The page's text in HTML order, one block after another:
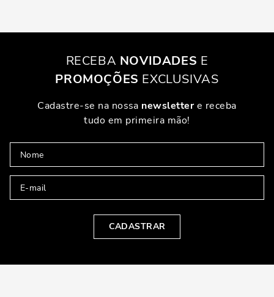
RECEBA NOVIDADES E
PROMOÇÕES EXCLUSIVAS
Cadastre-se na nossa newslettere receba
tudo em primeira mão!
CADASTRAR